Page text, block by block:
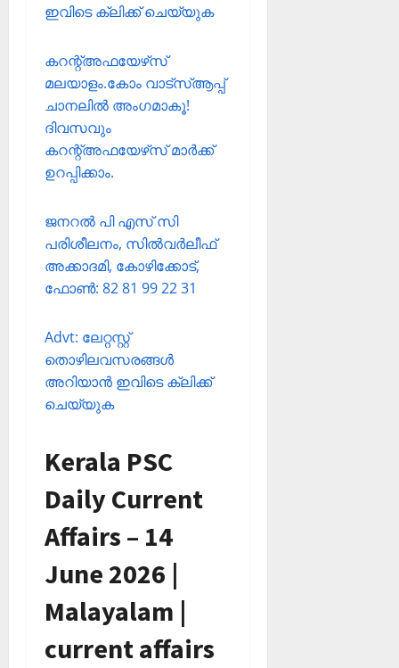
ഇവിടെ ക്ലിക്ക് ചെയ്യുക
കറന്റ്അഫയേഴ്‌സ്
മലയാളം.കോം വാട്‌സ്ആപ്പ്
ചാനലില്‍ അംഗമാകൂ!
ദിവസവും
കറന്റ്അഫയേഴ്‌സ് മാര്‍ക്ക്
ഉറപ്പിക്കാം.
ജനറല്‍ പി എസ് സി
പരിശീലനം, സില്‍വര്‍ലീഫ്
അക്കാദമി, കോഴിക്കോട്,
ഫോണ്‍: 82 81 99 22 31
Advt: ലേറ്റസ്റ്റ്
തൊഴിലവസരങ്ങള്‍
അറിയാന്‍ ഇവിടെ ക്ലിക്ക്
ചെയ്യുക
Kerala PSC
Daily Current
Affairs – 14
June 2026 |
Malayalam |
current affairs